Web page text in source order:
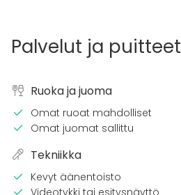
Palvelut ja puitteet
Ruoka ja juoma
Omat ruoat mahdolliset
Omat juomat sallittu
Tekniikka
Kevyt äänentoisto
Videotykki tai esitysnäyttö